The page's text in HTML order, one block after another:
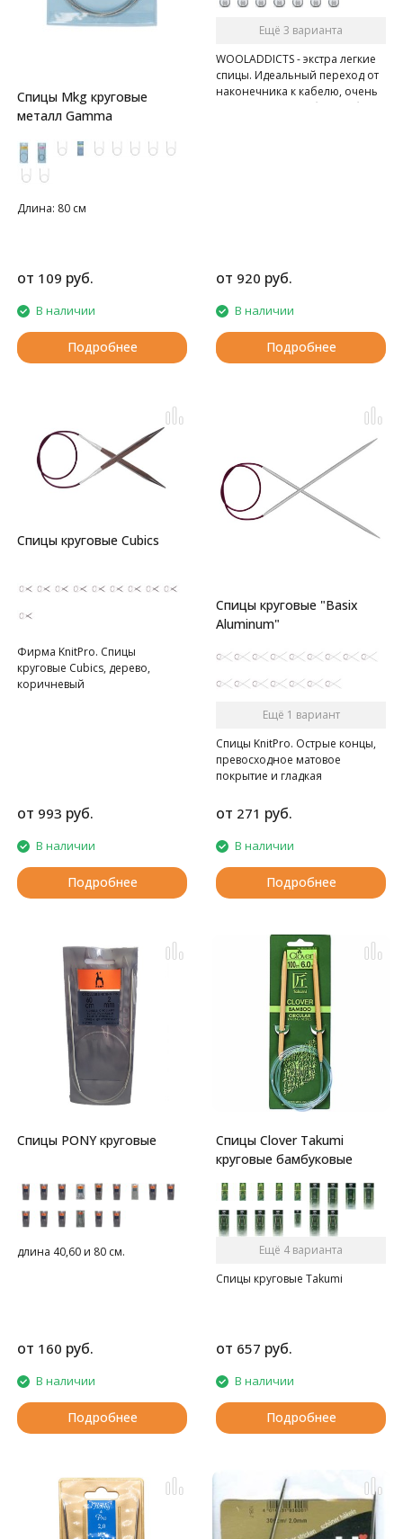
Спицы Mkg круговые
металл Gamma
Длина: 80 см
от 109 руб.
В наличии
Подробнее
Ещё 3 варианта
WOOLADDICTS - экстра легкие
спицы. Идеальный переход от
наконечника к кабелю, очень
гладкие, очень гибкий кабель.
от 920 руб.
В наличии
Подробнее
Спицы круговые Cubics
Фирма KnitPro. Спицы
круговые Cubics, дерево,
коричневый
от 993 руб.
В наличии
Подробнее
Спицы круговые "Basix
Aluminum"
Ещё 1 вариант
Спицы KnitPro. Острые концы,
превосходное матовое
покрытие и гладкая
от 271 руб.
В наличии
Подробнее
Спицы PONY круговые
длина 40,60 и 80 см.
от 160 руб.
В наличии
Подробнее
Спицы Clover Takumi
круговые бамбуковые
Ещё 4 варианта
Спицы круговые Takumi
от 657 руб.
В наличии
Подробнее